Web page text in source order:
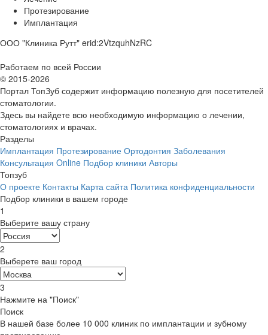
Протезирование
Имплантация
ООО "Клиника Рутт" erid:2VtzquhNzRC
Работаем по всей России
© 2015-2026
Портал ТопЗуб содержит информацию полезную для посетителей
стоматологии.
Здесь вы найдете всю необходимую информацию о лечении,
стоматологиях и врачах.
Разделы
Имплантация Протезирование Ортодонтия Заболевания
Консультация Online Подбор клиники Авторы
Топзуб
О проекте Контакты Карта сайта Политика конфиденциальности
Подбор клиники в вашем городе
1
Выберите вашу страну
2
Выберете ваш город
3
Нажмите на "Поиск"
Поиск
В нашей базе более 10 000 клиник по имплантации и зубному